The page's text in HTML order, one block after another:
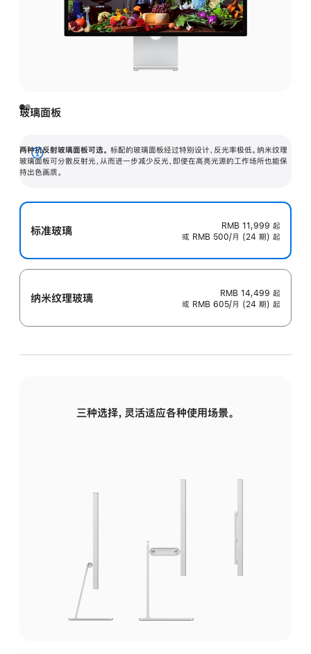
玻璃面板
两种抗反射玻璃面板可选。 标配的玻璃面板经过特别设计，反光率极低。纳米纹理
玻璃面板可分散反射光，从而进一步减少反光，即使在高亮光源的工作场所也能保
持出色画质。
展
开
标准玻璃 RMB 11,999 起
或 RMB 500/月 (24 期) 起
纳米纹理玻璃 RMB 14,499 起
或 RMB 605/月 (24 期) 起
三种选择，灵活适应各种使用场景。